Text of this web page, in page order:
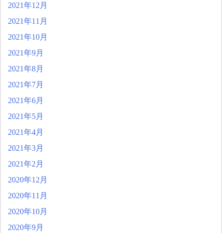
2021年12月
2021年11月
2021年10月
2021年9月
2021年8月
2021年7月
2021年6月
2021年5月
2021年4月
2021年3月
2021年2月
2020年12月
2020年11月
2020年10月
2020年9月